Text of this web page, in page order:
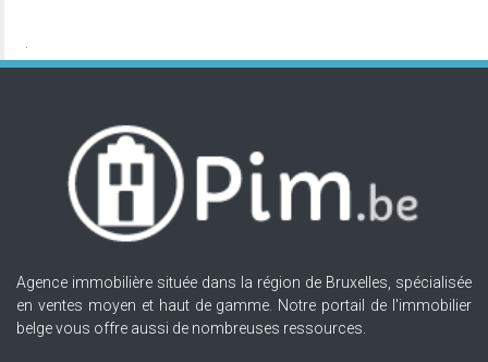
Agence immobilière située dans la région de Bruxelles, spécialisée
en ventes moyen et haut de gamme. Notre portail de l'immobilier
belge vous offre aussi de nombreuses ressources.